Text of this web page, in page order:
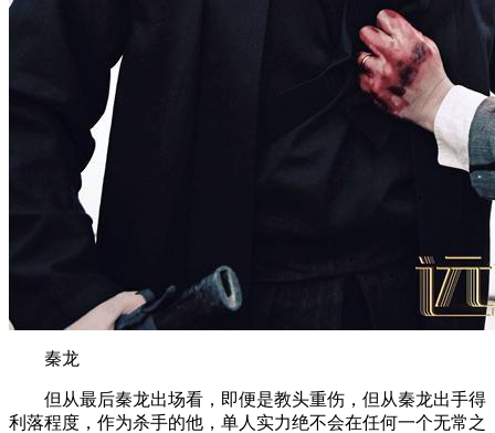
秦龙
但从最后秦龙出场看，即便是教头重伤，但从秦龙出手得
利落程度，作为杀手的他，单人实力绝不会在任何一个无常之